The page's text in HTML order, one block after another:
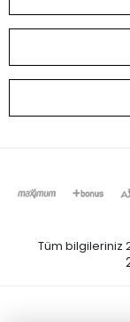
Tüm bilgileriniz